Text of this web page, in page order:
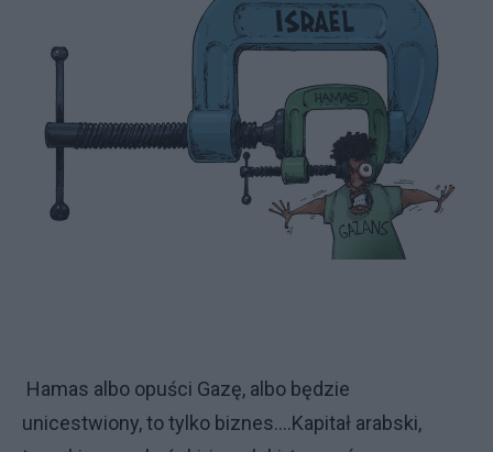
Hamas albo opuści Gazę, albo będzie
unicestwiony, to tylko biznes....Kapitał arabski,